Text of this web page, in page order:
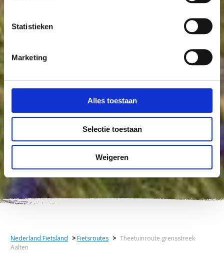
Statistieken
Marketing
Alles toestaan
Selectie toestaan
Weigeren
Nederland Fietsland > Fietsroutes > Theetuinroute grensstreek
Aalten